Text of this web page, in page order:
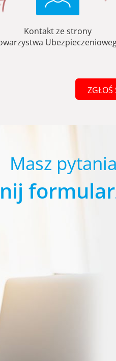
Kontakt ze strony
ZGŁOŚ
Masz